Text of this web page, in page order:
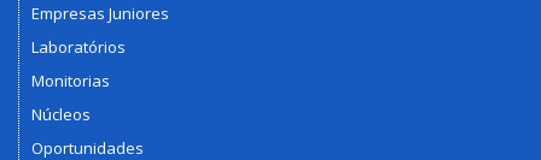
Empresas Juniores
Laboratórios
Monitorias
Núcleos
Oportunidades